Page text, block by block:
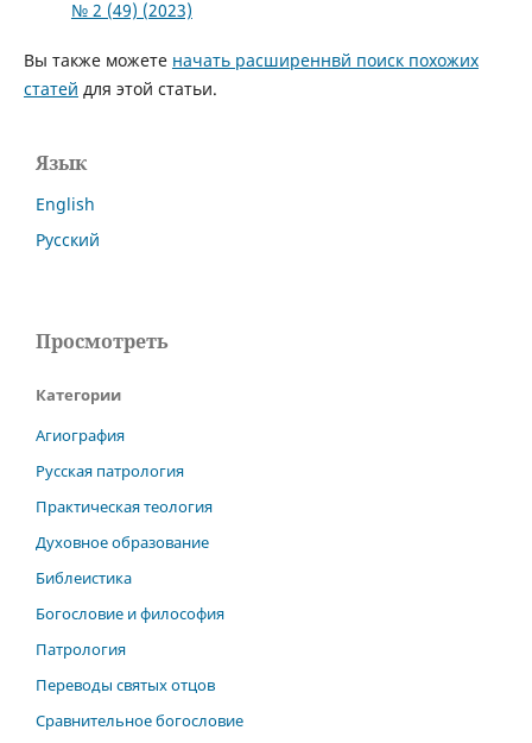
№ 2 (49) (2023)
Вы также можете начать расширеннвй поиск похожих
статей для этой статьи.
Язык
English
Русский
Просмотреть
Категории
Агиография
Русская патрология
Практическая теология
Духовное образование
Библеистика
Богословие и философия
Патрология
Переводы святых отцов
Сравнительное богословие